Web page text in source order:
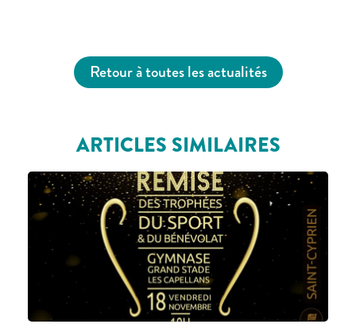
Retour à toutes les actualités
ARTICLES SIMILAIRES